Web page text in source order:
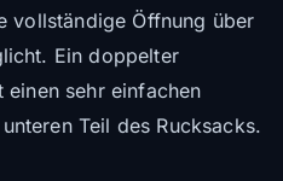
vollständige Öffnung über
Ein doppelter
einen sehr einfachen
Teil des Rucksacks.